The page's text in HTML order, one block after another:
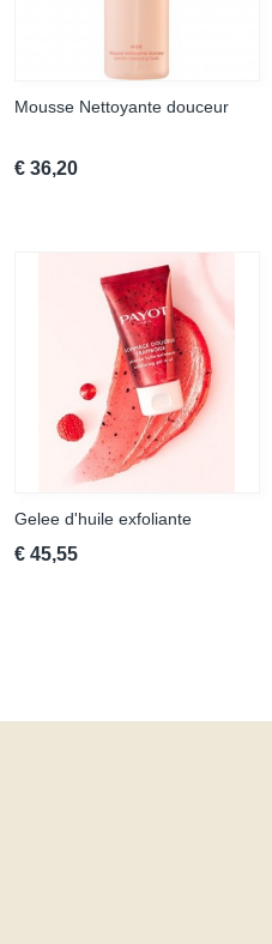
Mousse Nettoyante douceur
€ 36,20
Gelee d'huile exfoliante
€ 45,55